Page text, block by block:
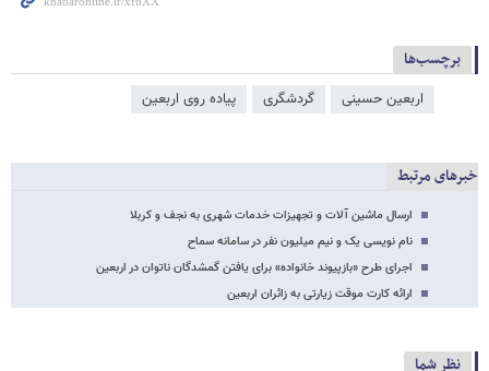
برچسب‌ها
اربعین حسینی گردشگری پیاده روی اربعین
خبرهای مرتبط
ارسال ماشین آلات و تجهیزات خدمات شهری به نجف و کربلا
نام نویسی یک و نیم میلیون نفر در سامانه سماح
اجرای طرح «بازپیوند خانواده» برای یافتن گمشدگان ناتوان در اربعین
ارائه‌ کارت موقت زیارتی به زائران اربعین
نظر شما